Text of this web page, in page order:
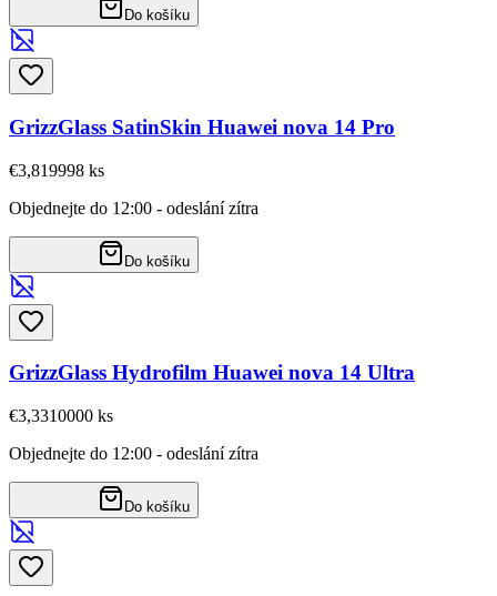
Do košíku
GrizzGlass SatinSkin Huawei nova 14 Pro
€3,819998 ks
Objednejte do 12:00 - odeslání zítra
Do košíku
GrizzGlass Hydrofilm Huawei nova 14 Ultra
€3,3310000 ks
Objednejte do 12:00 - odeslání zítra
Do košíku